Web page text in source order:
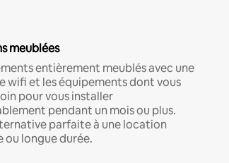
meublées
entièrement meublés avec une
wifi et les équipements dont vous
pour vous installer
pendant un mois ou plus.
parfaite à une location
ou longue durée.